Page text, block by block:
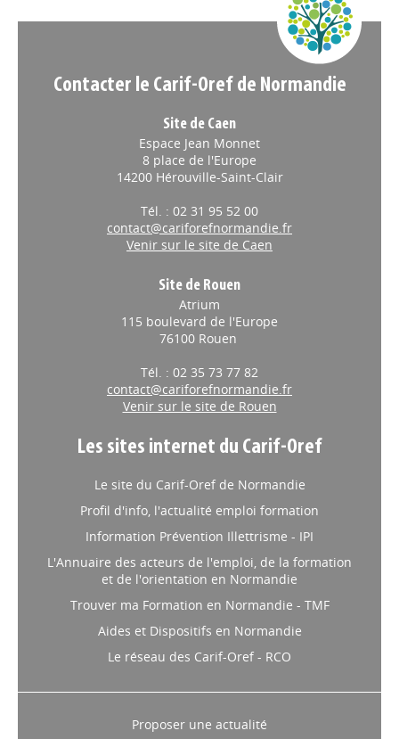
Contacter le Carif-Oref de Normandie
Site de Caen
Espace Jean Monnet
8 place de l'Europe
14200 Hérouville-Saint-Clair
Tél. : 02 31 95 52 00
contact@cariforefnormandie.fr
Venir sur le site de Caen
Site de Rouen
Atrium
115 boulevard de l'Europe
76100 Rouen
Tél. : 02 35 73 77 82
contact@cariforefnormandie.fr
Venir sur le site de Rouen
Les sites internet du Carif-Oref
Le site du Carif-Oref de Normandie
Profil d'info, l'actualité emploi formation
Information Prévention Illettrisme - IPI
L'Annuaire des acteurs de l'emploi, de la formation
et de l'orientation en Normandie
Trouver ma Formation en Normandie - TMF
Aides et Dispositifs en Normandie
Le réseau des Carif-Oref - RCO
Proposer une actualité